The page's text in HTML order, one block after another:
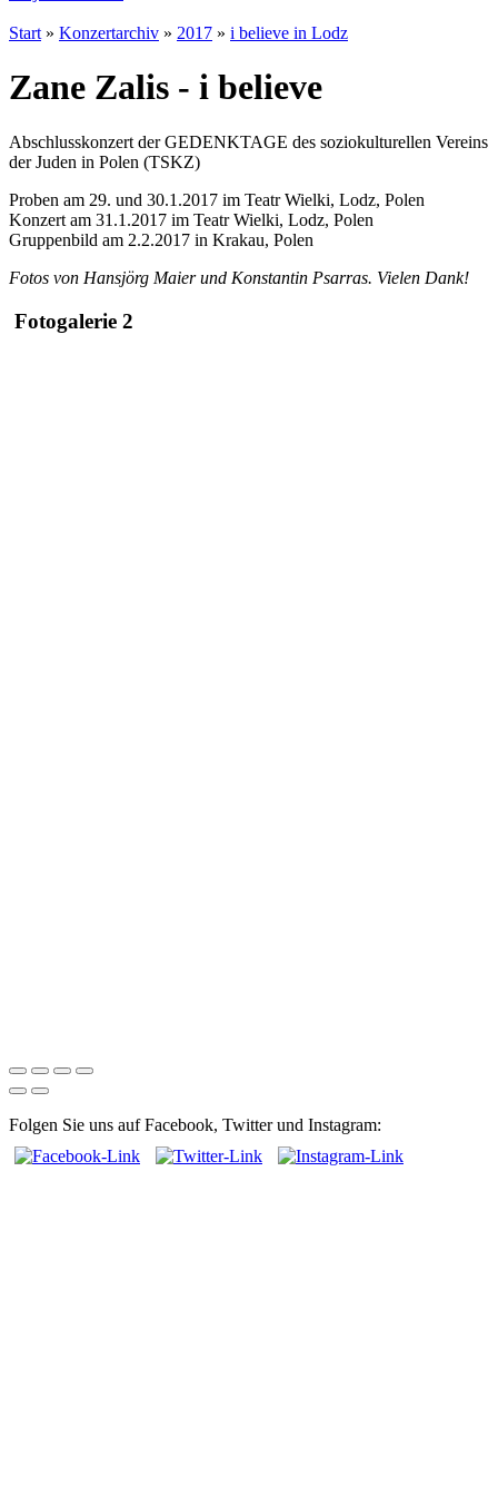
Start » Konzertarchiv » 2017 » i believe in Lodz
Zane Zalis - i believe
Abschlusskonzert der GEDENKTAGE des soziokulturellen Vereins
der Juden in Polen (TSKZ)
Proben am 29. und 30.1.2017 im Teatr Wielki, Lodz, Polen
Konzert am 31.1.2017 im Teatr Wielki, Lodz, Polen
Gruppenbild am 2.2.2017 in Krakau, Polen
Fotos von Hansjörg Maierund Konstantin Psarras. Vielen Dank!
Fotogalerie 2
Folgen Sie uns auf Facebook, Twitter und Instagram: